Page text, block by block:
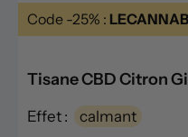
Code -25% :
Tisane CBD Citron
Effet : calmant